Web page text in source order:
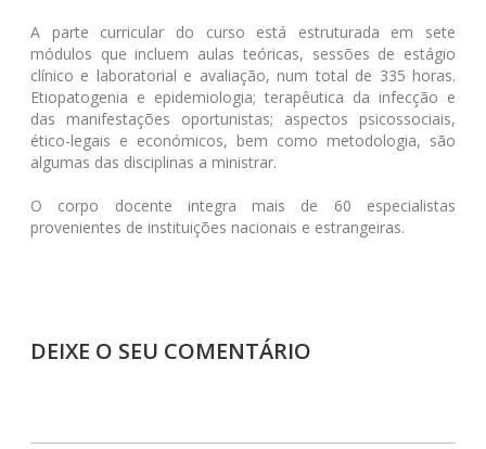
A parte curricular do curso está estruturada em sete
módulos que incluem aulas teóricas, sessões de estágio
clínico e laboratorial e avaliação, num total de 335 horas.
Etiopatogenia e epidemiologia; terapêutica da infecção e
das manifestações oportunistas; aspectos psicossociais,
ético-legais e económicos, bem como metodologia, são
algumas das disciplinas a ministrar.
O corpo docente integra mais de 60 especialistas
provenientes de instituições nacionais e estrangeiras.
DEIXE O SEU COMENTÁRIO